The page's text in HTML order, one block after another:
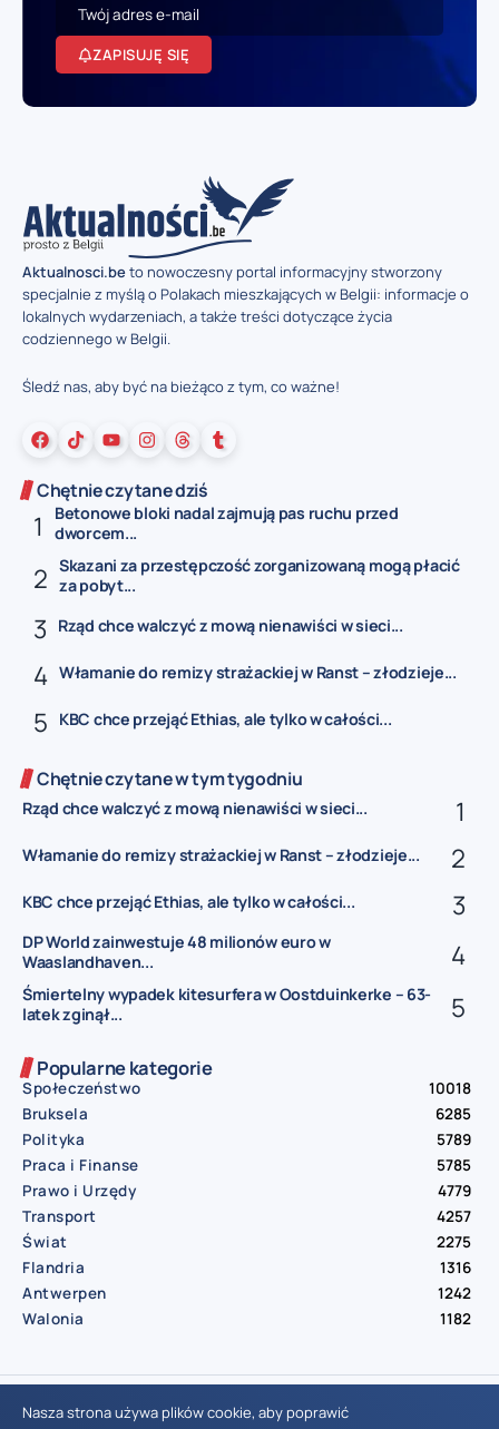
ZAPISUJĘ SIĘ
Aktualnosci.beto nowoczesny portal informacyjny stworzony
specjalnie z myślą o Polakach mieszkających w Belgii: informacje o
lokalnych wydarzeniach, a także treści dotyczące życia
codziennego w Belgii.
Śledź nas, aby być na bieżąco z tym, co ważne!
Chętnie czytane dziś
Betonowe bloki nadal zajmują pas ruchu przed
dworcem...
Skazani za przestępczość zorganizowaną mogą płacić
za pobyt...
Rząd chce walczyć z mową nienawiści w sieci...
Włamanie do remizy strażackiej w Ranst – złodzieje...
KBC chce przejąć Ethias, ale tylko w całości...
Chętnie czytane w tym tygodniu
Rząd chce walczyć z mową nienawiści w sieci...
Włamanie do remizy strażackiej w Ranst – złodzieje...
KBC chce przejąć Ethias, ale tylko w całości...
DP World zainwestuje 48 milionów euro w
Waaslandhaven...
Śmiertelny wypadek kitesurfera w Oostduinkerke – 63-
latek zginął...
Popularne kategorie
Społeczeństwo
10018
Bruksela
6285
Polityka
5789
Praca i Finanse
5785
Prawo i Urzędy
4779
Transport
4257
Świat
2275
Flandria
1316
Antwerpen
1242
Walonia
1182
© Aktualnosci.be – All Right Reserved 2016-2026
Nasza strona używa plików cookie, aby poprawić